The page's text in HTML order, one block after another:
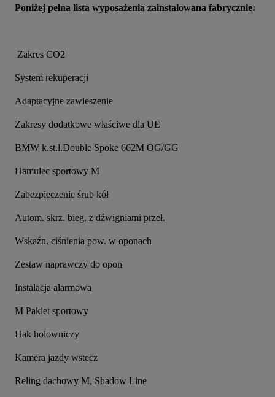
Poniżej pełna lista wyposażenia zainstalowana fabrycznie:
Zakres CO2
System rekuperacji
Adaptacyjne zawieszenie
Zakresy dodatkowe właściwe dla UE
BMW k.st.l.Double Spoke 662M OG/GG
Hamulec sportowy M
Zabezpieczenie śrub kół
Autom. skrz. bieg. z dźwigniami przeł.
Wskaźn. ciśnienia pow. w oponach
Zestaw naprawczy do opon
Instalacja alarmowa
M Pakiet sportowy
Hak holowniczy
Kamera jazdy wstecz
Reling dachowy M, Shadow Line